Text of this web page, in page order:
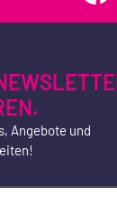
Angebote und